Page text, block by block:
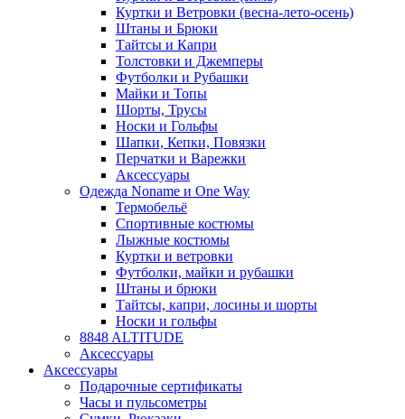
Куртки и Ветровки (весна-лето-осень)
Штаны и Брюки
Тайтсы и Капри
Толстовки и Джемперы
Футболки и Рубашки
Майки и Топы
Шорты, Трусы
Носки и Гольфы
Шапки, Кепки, Повязки
Перчатки и Варежки
Аксессуары
Одежда Noname и One Way
Термобельё
Спортивные костюмы
Лыжные костюмы
Куртки и ветровки
Футболки, майки и рубашки
Штаны и брюки
Тайтсы, капри, лосины и шорты
Носки и гольфы
8848 ALTITUDE
Аксессуары
Аксессуары
Подарочные сертификаты
Часы и пульсометры